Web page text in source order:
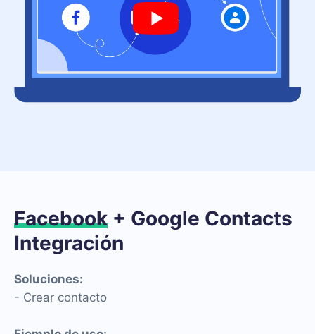
Facebook + Google Contacts
Integración
Soluciones:
- Crear contacto